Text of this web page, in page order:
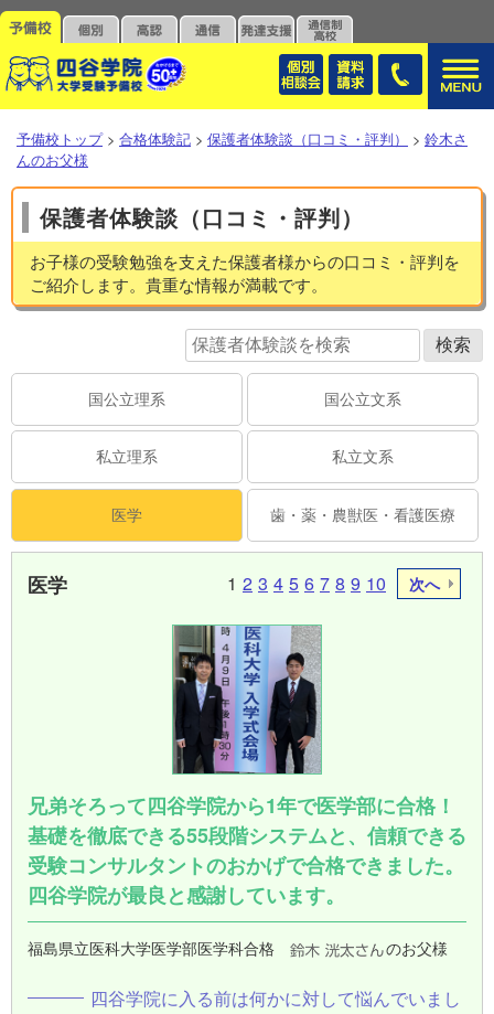
予備校トップ > 合格体験記 > 保護者体験談（口コミ・評判） > 鈴木さ
んのお父様
保護者体験談（口コミ・評判）
お子様の受験勉強を支えた保護者様からの口コミ・評判を
ご紹介します。貴重な情報が満載です。
国公立理系 国公立文系
私立理系 私立文系
医学 歯・薬・農獣医・看護医療
医学 1 2 3 4 5 6 7 8 9 10 次へ
兄弟そろって四谷学院から1年で医学部に合格！
基礎を徹底できる55段階システムと、信頼できる
受験コンサルタントのおかげで合格できました。
四谷学院が最良と感謝しています。
福島県立医科大学医学部医学科合格 のお父様
四谷学院に入る前は何かに対して悩んでいまし